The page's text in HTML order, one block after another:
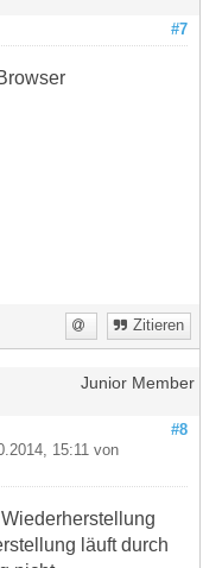
#7
Zitieren
Junior Member
#8
15:11 von
läuft durch